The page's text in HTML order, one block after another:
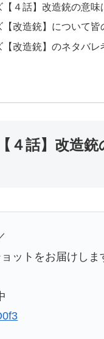
【４話】改造銃の意
【改造銃】について
【改造銃】のネタバ
４話】改造
ットをお届けしま